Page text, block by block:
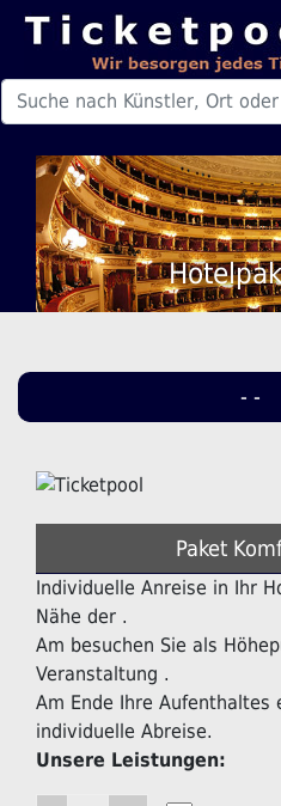
- -
Paket
Individuelle Anreise in Ihr
Nähe der .
Am besuchen Sie als
Veranstaltung .
Am Ende Ihre Aufenthaltes
individuelle Abreise.
Unsere Leistungen: